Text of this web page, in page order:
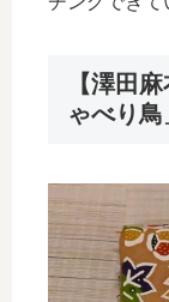
【澤田
ゃべり鳥